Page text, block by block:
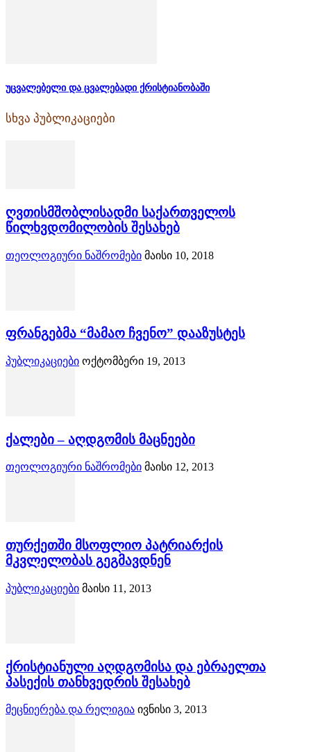
უცვალებელი და ცვალებადი ქრისტიანობაში
სხვა პუბლიკაციები
ღვთისმშობლისადმი საქართველოს
წილხვდომილობის შესახებ
თეოლოგიური ნაშრომები მაისი 10, 2018
ფრანგებმა “მამაო ჩვენო” დააზუსტეს
პუბლიკაციები ოქტომბერი 19, 2013
ქალები – აღდგომის მაცნეები
თეოლოგიური ნაშრომები მაისი 12, 2013
თურქეთში მსოფლიო პატრიარქის
მკვლელობას გეგმავდნენ
პუბლიკაციები მაისი 11, 2013
ქრისტიანული აღდგომისა და ებრაელთა
პასექის თანხვედრის შესახებ
მეცნიერება და რელიგია ივნისი 3, 2013